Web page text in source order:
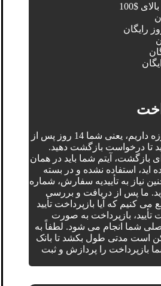
$100
ما سیاست بازگشت 14 روزه داریم، یعنی شما 14 روز پس از
تا درخواست بازگشت دهید.
بازگشت، آیتم شما باید در همان
اید، استفاده نشده و در بسته
نیاز به تأییدیه سفارش، شماره
ما پس از دریافت و بررسی
کنیم که آیا بازپرداخت تأیید
بازپرداخت به صورت
شما انجام می شود. لطفاً به
است مدتی طول بکشد تا بانک
بازپرداخت را پردازش و ثبت